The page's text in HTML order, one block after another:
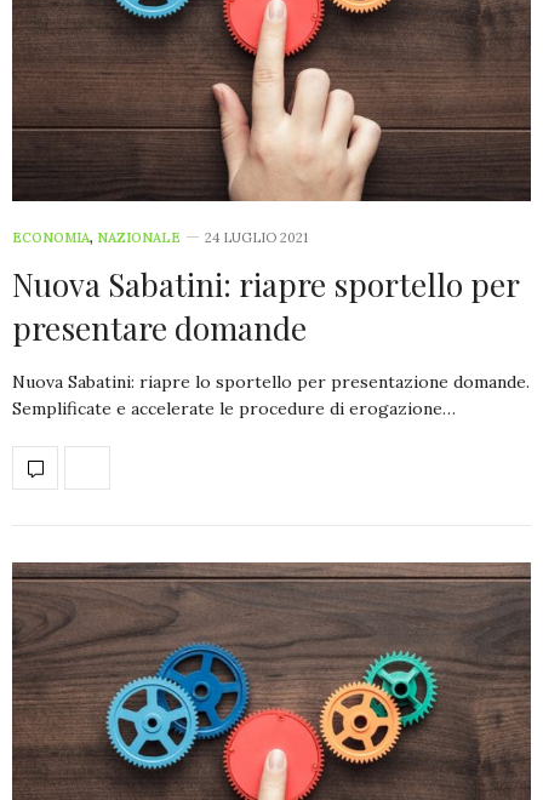
ECONOMIA, NAZIONALE 24 LUGLIO 2021
Nuova Sabatini: riapre sportello per
presentare domande
Nuova Sabatini: riapre lo sportello per presentazione domande.
Semplificate e accelerate le procedure di erogazione…